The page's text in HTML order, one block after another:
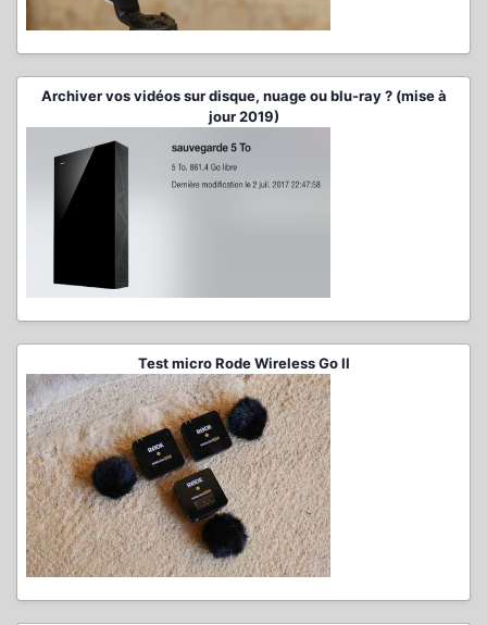
Archiver vos vidéos sur disque, nuage ou blu-ray ? (mise à
jour 2019)
Test micro Rode Wireless Go II